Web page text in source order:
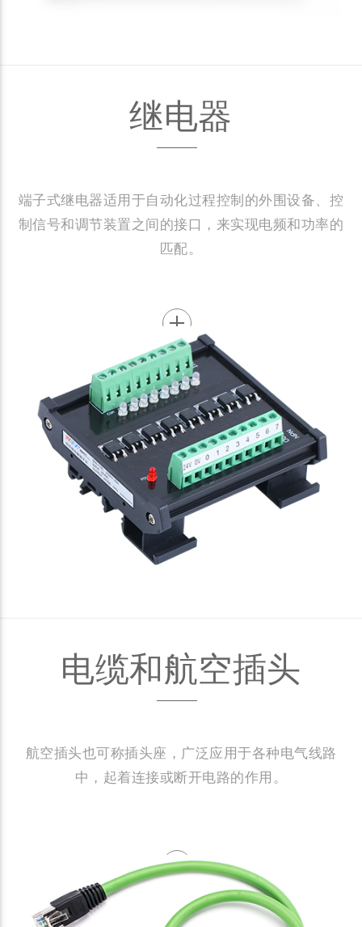
继电器
端子式继电器适用于自动化过程控制的外围设备、控
制信号和调节装置之间的接口，来实现电频和功率的
匹配。
电缆和航空插头
航空插头也可称插头座，广泛应用于各种电气线路
中，起着连接或断开电路的作用。